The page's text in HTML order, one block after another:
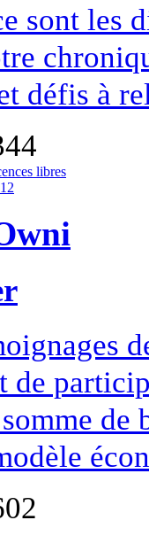
sont les
défis à
libres
de